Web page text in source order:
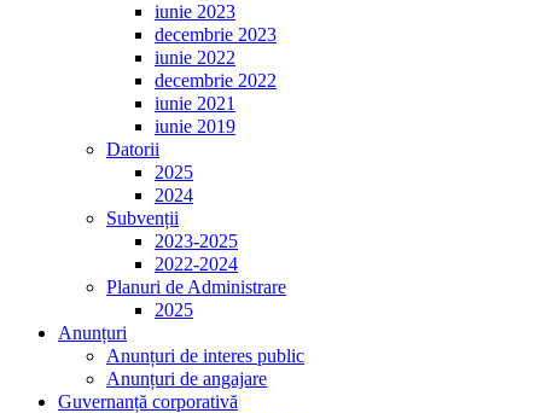
iunie 2023
decembrie 2023
iunie 2022
decembrie 2022
iunie 2021
iunie 2019
Datorii
2025
2024
Subvenții
2023-2025
2022-2024
Planuri de Administrare
2025
Anunțuri
Anunțuri de interes public
Anunțuri de angajare
Guvernanță corporativă